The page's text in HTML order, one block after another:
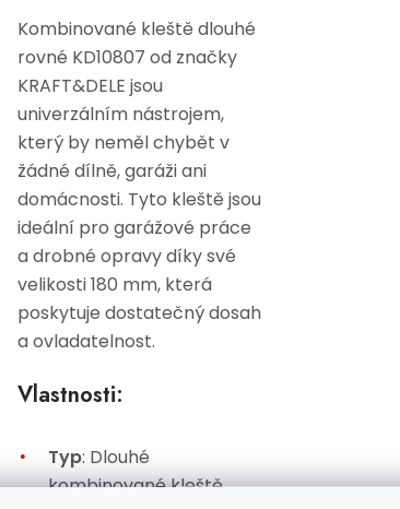
Kombinované kleště dlouhé
rovné KD10807 od značky
KRAFT&DELE jsou
univerzálním nástrojem,
který by neměl chybět v
žádné dílně, garáži ani
domácnosti. Tyto kleště jsou
ideální pro garážové práce
a drobné opravy díky své
velikosti 180 mm, která
poskytuje dostatečný dosah
a ovladatelnost.
Vlastnosti:
Typ: Dlouhé
kombinované kleště.